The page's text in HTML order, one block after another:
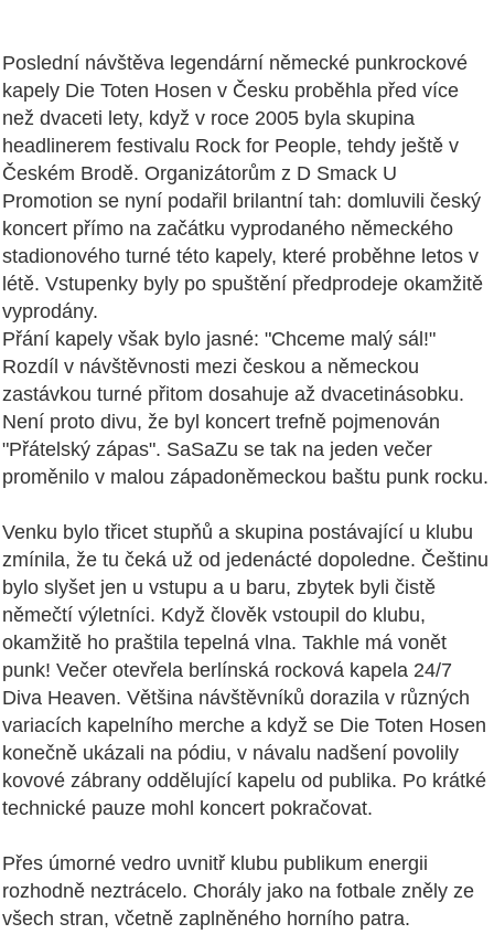
Poslední návštěva legendární německé punkrockové
kapely Die Toten Hosen v Česku proběhla před více
než dvaceti lety, když v roce 2005 byla skupina
headlinerem festivalu Rock for People, tehdy ještě v
Českém Brodě. Organizátorům z D Smack U
Promotion se nyní podařil brilantní tah: domluvili český
koncert přímo na začátku vyprodaného německého
stadionového turné této kapely, které proběhne letos v
létě. Vstupenky byly po spuštění předprodeje okamžitě
vyprodány.
Přání kapely však bylo jasné: "Chceme malý sál!"
Rozdíl v návštěvnosti mezi českou a německou
zastávkou turné přitom dosahuje až dvacetinásobku.
Není proto divu, že byl koncert trefně pojmenován
"Přátelský zápas". SaSaZu se tak na jeden večer
proměnilo v malou západoněmeckou baštu punk rocku.
Venku bylo třicet stupňů a skupina postávající u klubu
zmínila, že tu čeká už od jedenácté dopoledne. Češtinu
bylo slyšet jen u vstupu a u baru, zbytek byli čistě
němečtí výletníci. Když člověk vstoupil do klubu,
okamžitě ho praštila tepelná vlna. Takhle má vonět
punk! Večer otevřela berlínská rocková kapela 24/7
Diva Heaven. Většina návštěvníků dorazila v různých
variacích kapelního merche a když se Die Toten Hosen
konečně ukázali na pódiu, v návalu nadšení povolily
kovové zábrany oddělující kapelu od publika. Po krátké
technické pauze mohl koncert pokračovat.
Přes úmorné vedro uvnitř klubu publikum energii
rozhodně neztrácelo. Chorály jako na fotbale zněly ze
všech stran, včetně zaplněného horního patra.